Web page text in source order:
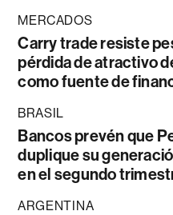
MERCADOS
Carry trade resiste
pérdida de atractivo
como fuente de
BRASIL
Bancos prevén que
duplique su
en el segundo
ARGENTINA